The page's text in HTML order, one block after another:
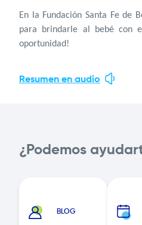
En la Fundación Santa Fe de
para brindarle al bebé con
oportunidad!
Resumen en audio
¿Podemos
BLOG